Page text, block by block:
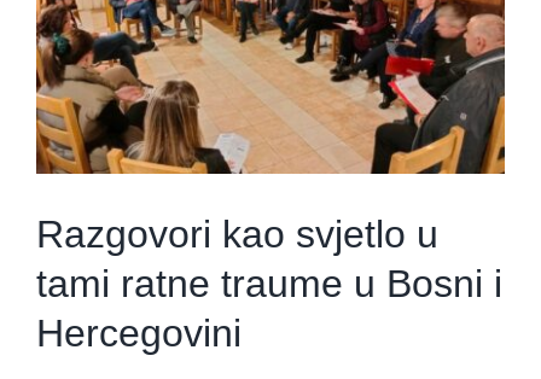
Razgovori kao svjetlo u
tami ratne traume u Bosni i
Hercegovini